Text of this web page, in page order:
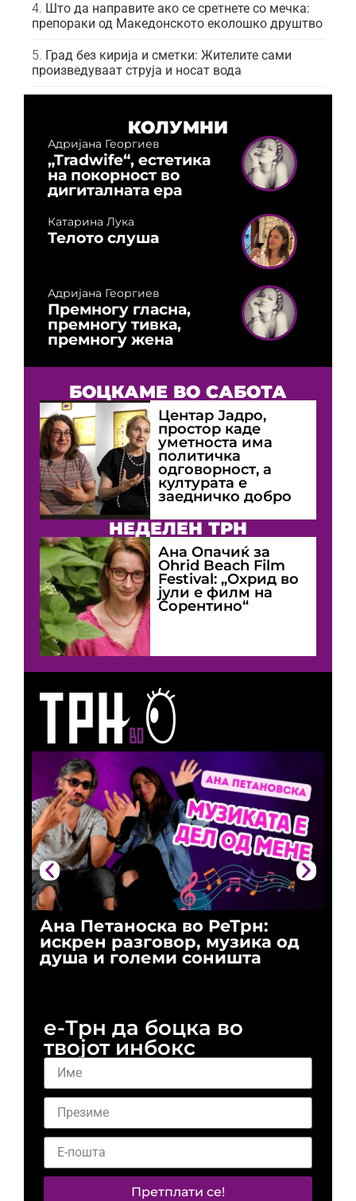
Што да направите ако се сретнете со мечка:
препораки од Македонското еколошко друштво
Град без кирија и сметки: Жителите сами
произведуваат струја и носат вода
Ана Петаноска во РеТрн:
искрен разговор, музика од
душа и големи соништа
КОЛУМНИ
Адријана Георгиев
„Tradwife“, естетика
на покорност во
дигиталната ера
Катарина Лука
Телото слуша
Адријана Георгиев
Премногу гласна,
премногу тивка,
премногу жена
БОЦКАМЕ ВО САБОТА
Центар Јадро,
простор каде
уметноста има
политичка
одговорност, а
културата е
заедничко добро
НЕДЕЛЕН ТРН
Ана Опачиќ за
Оhrid Beach Film
Festival: „Охрид во
јули е филм на
Сорентино“
е-Трн да боцка во
твојот инбокс
Претплати се!